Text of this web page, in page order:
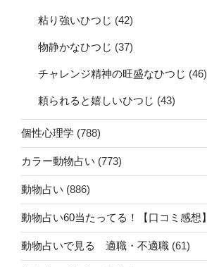
粘り強いひつじ (42)
物静かなひつじ (37)
チャレンジ精神の旺盛なひつじ (46)
頼られると嬉しいひつじ (43)
個性心理学 (788)
カラー動物占い (773)
動物占い (886)
動物占い60当たってる！【口コミ感想】
動物占いで見る 適職・不適職 (61)